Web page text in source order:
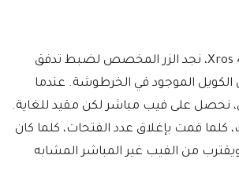
على أحد جوانب بود Xros 4، نجد الزر المخصص لضبط تدفق
الكويل الموجود في الخرطوشة. عندما
نحصل على فيب مباشر لكن مقيد للغاية.
قمت بإغلاق عدد الفتحات، كلما كان
من الفيب غير المباشر المشابه